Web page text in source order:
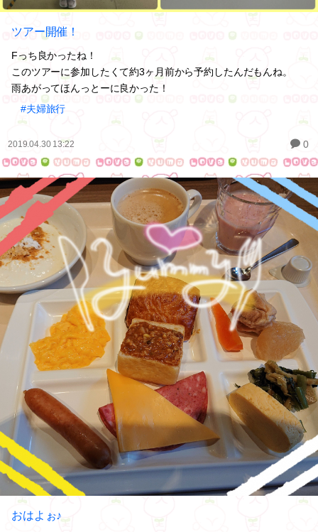
ツアー開催！
Fっち良かったね！
このツアーに参加したくて約3ヶ月前から予約したんだもんね。
雨あがってほんっとーに良かった！
#夫婦旅行
2019.04.30 13:22 0
おはよぉ♪